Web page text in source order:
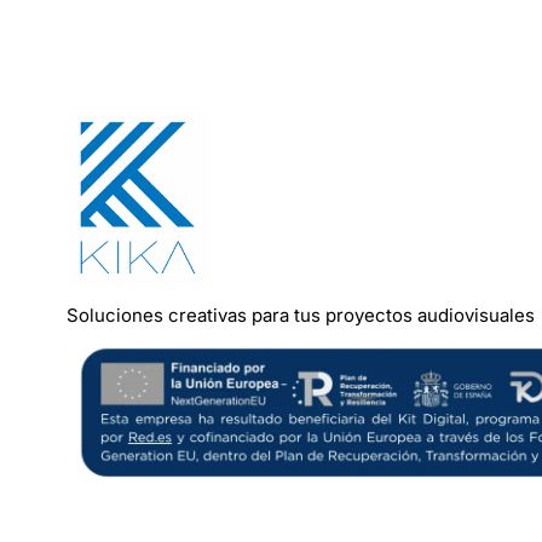
Soluciones creativas para tus proyectos audiovisuales